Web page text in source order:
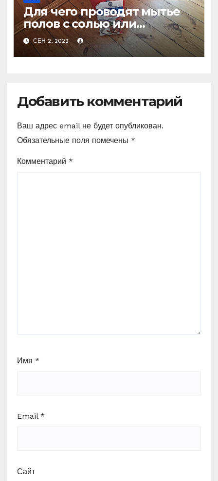
Для чего проводят мытье
полов с солью или
очевидное — невероятное
СЕН 2, 2022
Добавить комментарий
Ваш адрес email не будет опубликован.
Обязательные поля помечены *
Комментарий *
Имя *
Email *
Сайт